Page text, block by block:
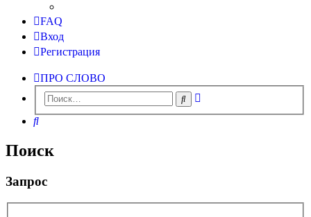
FAQ
Вход
Регистрация
ПРО СЛОВО
Поиск
Поиск
Поиск
Запрос